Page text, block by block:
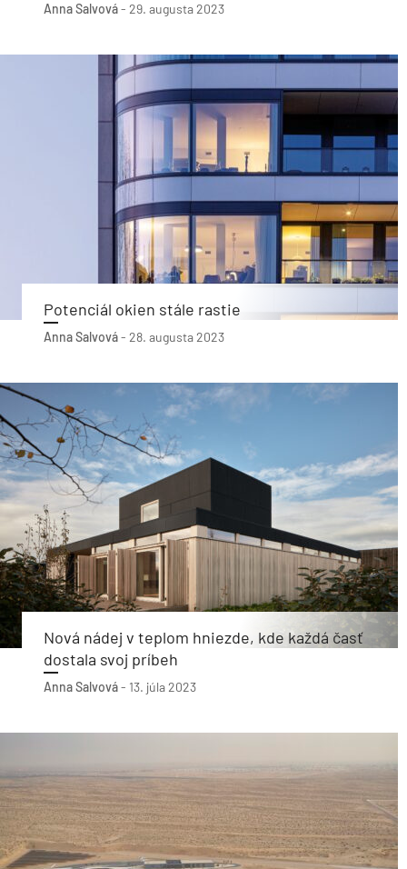
Anna Salvová- 29. augusta 2023
Potenciál okien stále rastie
Anna Salvová- 28. augusta 2023
Nová nádej v teplom hniezde, kde každá časť
dostala svoj príbeh
Anna Salvová- 13. júla 2023